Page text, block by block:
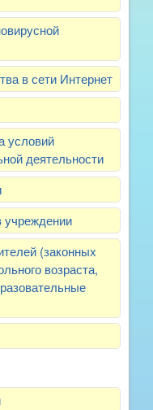
в сети Интернет
условий
деятельности
учреждении
(законных
возраста,